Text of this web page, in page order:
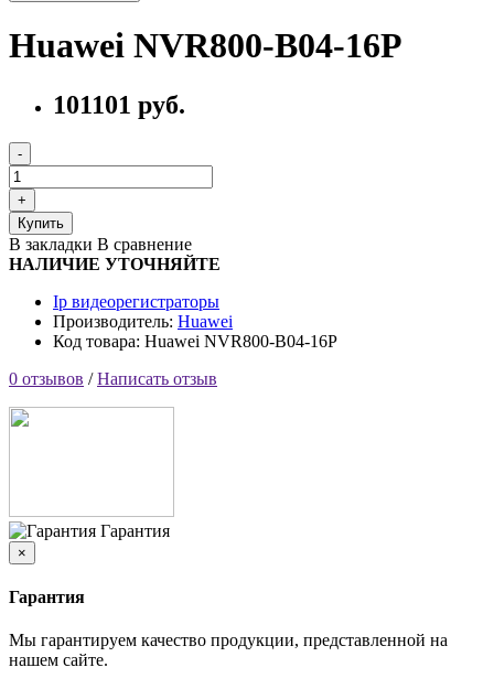
Huawei NVR800-B04-16P
101101 руб.
Купить
В закладки В сравнение
НАЛИЧИЕ УТОЧНЯЙТЕ
Ip видеорегистраторы
Производитель: Huawei
Код товара: Huawei NVR800-B04-16P
0 отзывов /Написать отзыв
Гарантия
×
Гарантия
Мы гарантируем качество продукции, представленной на
нашем сайте.